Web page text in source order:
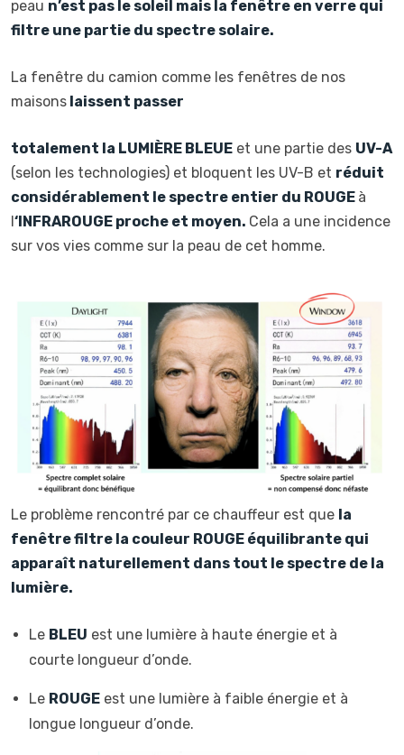
peau n’est pas le soleil mais la fenêtre en verre qui
filtre une partie du spectre solaire.
La fenêtre du camion comme les fenêtres de nos
maisons laissent passer
totalement la LUMIÈRE BLEUE et une partie des UV-A
(selon les technologies) et bloquent les UV-B et réduit
considérablement le spectre entier du ROUGE à
‘ INFRAROUGE proche et moyen. Cela a une incidence
sur vos vies comme sur la peau de cet homme.
Le problème rencontré par ce chauffeur est que la
fenêtre filtre la couleur ROUGE équilibrante qui
apparaît naturellement dans tout le spectre de la
lumière.
Le BLEU est une lumière à haute énergie et à
courte longueur d’onde.
Le ROUGE est une lumière à faible énergie et à
longue longueur d’onde.